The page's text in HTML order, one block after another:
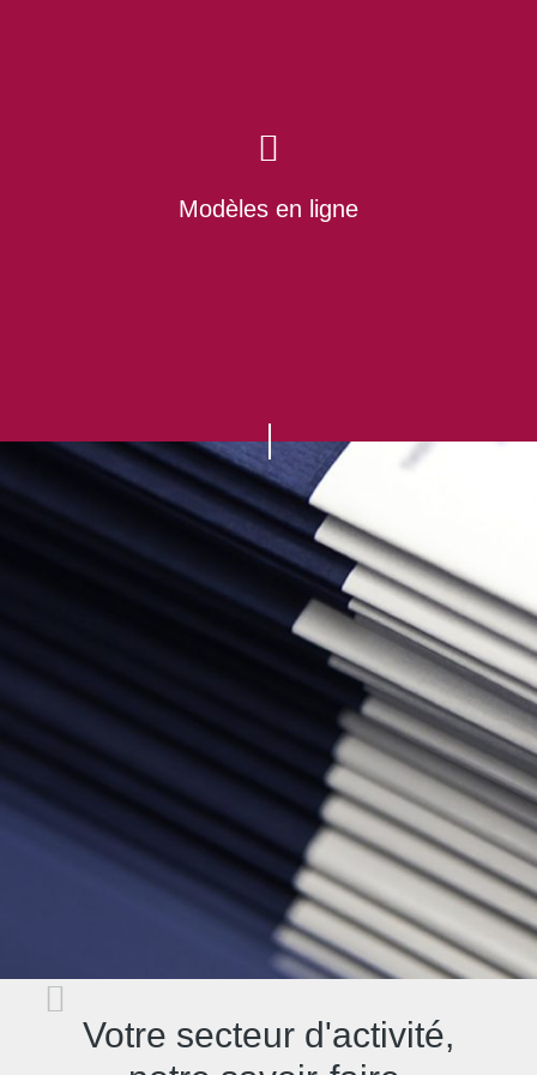
Belgium to introduce a screening
naturally also within Europe. In March 2019, The EU
even went so far to enact the EU Screening Regulation
(Regulation (EU) 2019/452) which provides for a
cooperation mechanism for screening FDI in EU
Member States. The EU FDI Screening Regulation sets
out minimum requirements for Member States’ FDI
screening mechanisms and creates a framework for the
European Commission (EC) and national authorities to
share information and views, without imposing the
obligation on Member states to establish such a national
Phishing en aansprakelijkheid: de
appreciatie van grove nalatigheid
U kent het ongetwijfeld wel: e-mails, sms- of
whatsappberichten van een derde partij – veelal van de
Modèles en ligne
Votre secteur d'activité,